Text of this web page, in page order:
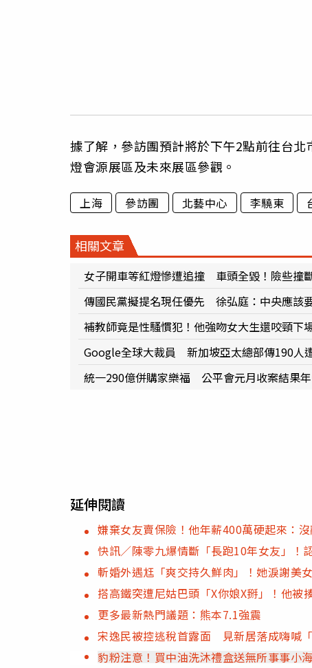
據了解，參訪團預計將於下午2點前往台
燈會源展區及未來展區參觀。
上海 參訪團 北藝中心 李驍東
相關文章
女子開車等紅燈慘遭追撞 車頭全毀！險些撞
傳國民黨擬提名現任優先 徐弘庭：中央應該
補教師竟是性騷慣犯！他強吻女大生還咬頸下
Google全球大裁員 新加坡亞太總部傳190人
統一290億併購家樂福 公平會元月收案結果
延伸閱讀
嫌棄女友賣保險！他年薪400萬硬起來：
快訊／陳零九爆情斷「長跑10年女友」！
斬婚外遇尪「爽交持久鮮肉」！她淚謝美
搭高鐵突遭尼姑巴頭「X你娘X掰」！他被
更多最新熱門議題：熊本7.1強震
宋逸民被控逃稅首露面 見新居落成嗨喊「
豹粉注意！買中油洗沐禮盒送無所事事小